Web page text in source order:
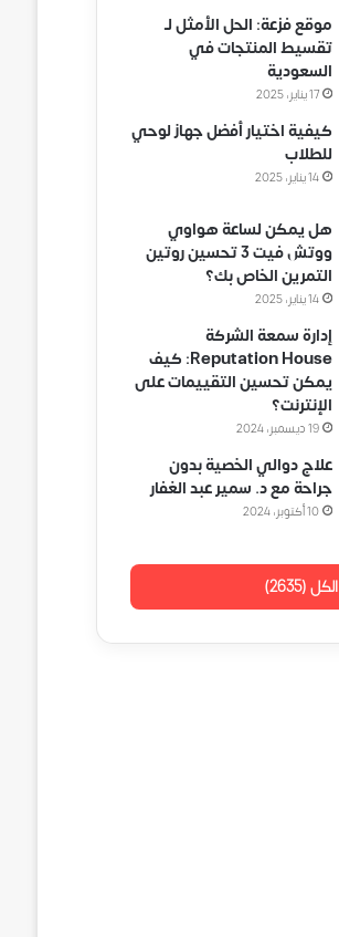
موقع فزعة: الحل الأمثل لـ
تقسيط المنتجات في
السعودية
17 يناير، 2025
كيفية اختيار أفضل جهاز لوحي
للطلاب
14 يناير، 2025
هل يمكن لساعة هواوي
ووتش فيت 3 تحسين روتين
التمرين الخاص بك؟
14 يناير، 2025
إدارة سمعة الشركة
Reputation House: كيف
يمكن تحسين التقييمات على
الإنترنت؟
19 ديسمبر، 2024
علاج دوالي الخصية بدون
جراحة مع د. سمير عبد الغفار
10 أكتوبر، 2024
الكل (2635)